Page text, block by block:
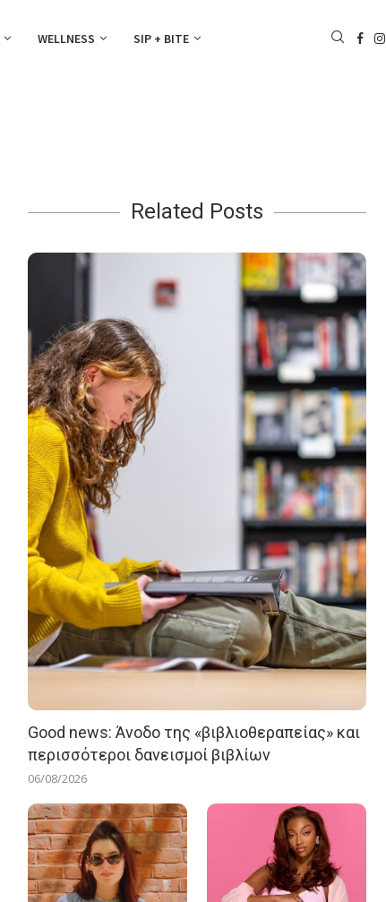
WELLNESS SIP + BITE
Related Posts
Good news: Άνοδο της «βιβλιοθεραπείας» και
περισσότεροι δανεισμοί βιβλίων
06/08/2026